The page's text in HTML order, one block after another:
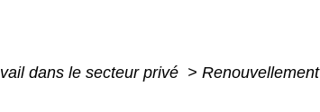
dans le secteur privé >